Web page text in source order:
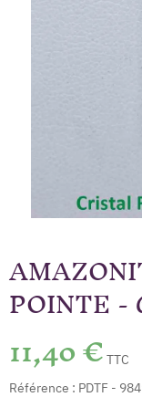
POINTE -
11,40 € TTC
Référence : PDTF -